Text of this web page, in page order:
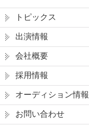
トピックス
出演情報
会社概要
採用情報
オーディション情報
お問い合わせ